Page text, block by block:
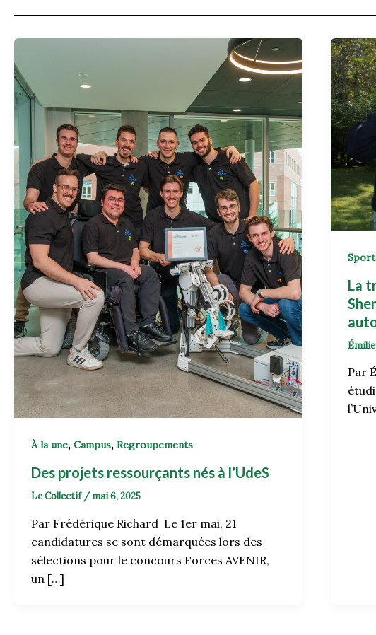
À la une, Campus, Regroupements
Des projets ressourçants nés à l’UdeS
Le Collectif / mai 6, 2025
Par Frédérique Richard Le 1er mai, 21
candidatures se sont démarquées lors des
sélections pour le concours Forces AVENIR,
un […]
La
Par